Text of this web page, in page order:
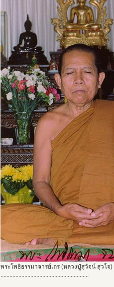
พระโพธิธรรมาจารย์เถร (หลวงปู่สุวัจน์ สุวโจ)
...........................................................